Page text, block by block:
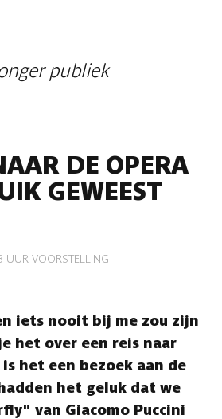
publiek
DE OPERA
GEWEEST
UUR VOORSTELLING
iets nooit bij me zou zijn
het over een reis naar
het een bezoek aan de
het geluk dat we
van Giacomo Puccini